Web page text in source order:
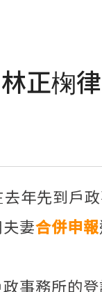
正椈
年先到戶
妻合併申報
事務所的